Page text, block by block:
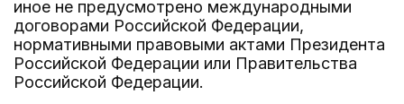
иное не предусмотрено международными
договорами Российской Федерации,
нормативными правовыми актами Президента
Российской Федерации или Правительства
Российской Федерации.